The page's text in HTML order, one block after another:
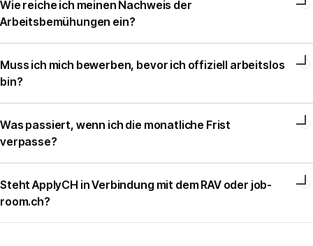
Wie reiche ich meinen Nachweis der
Arbeitsbemühungen ein?
Muss ich mich bewerben, bevor ich offiziell arbeitslos
bin?
Was passiert, wenn ich die monatliche Frist
verpasse?
Steht ApplyCH in Verbindung mit dem RAV oder job-
room.ch?